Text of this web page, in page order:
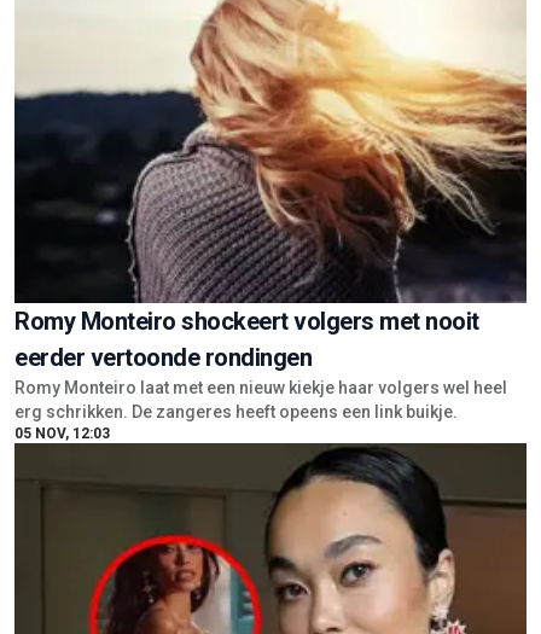
Romy Monteiro shockeert volgers met nooit
eerder vertoonde rondingen
Romy Monteiro laat met een nieuw kiekje haar volgers wel heel
erg schrikken. De zangeres heeft opeens een link buikje.
05 NOV, 12:03